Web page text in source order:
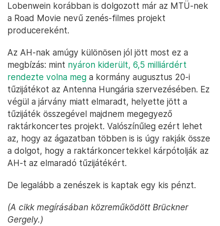
Lobenwein korábban is dolgozott már az MTÜ-nek
a Road Movie nevű zenés-filmes projekt
producereként.
Az AH-nak amúgy különösen jól jött most ez a
megbízás: mint nyáron kiderült, 6,5 milliárdért
rendezte volna meg a kormány augusztus 20-i
tűzijátékot az Antenna Hungária szervezésében. Ez
végül a járvány miatt elmaradt, helyette jött a
tűzijáték összegével majdnem megegyező
raktárkoncertes projekt. Valószínűleg ezért lehet
az, hogy az ágazatban többen is is úgy rakják össze
a dolgot, hogy a raktárkoncertekkel kárpótolják az
AH-t az elmaradó tűzijátékért.
De legalább a zenészek is kaptak egy kis pénzt.
(A cikk megírásában közreműködött Brückner
Gergely.)